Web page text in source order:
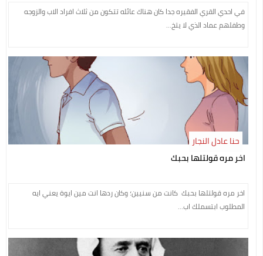
في احدي القري الفقيره جدا كان هناك عائله تتكون من ثلاث افراد الاب والزوجه
وطفلهم عماد الذي لا يتخ...
اخر مره قولتلها بحبك
حنا عادل النجار
اخر مره قولتلها بحبك كانت من سنيين؛ وكان ردها انت مين ايوة يعني ايه
المطلوب ابتسملك اب...